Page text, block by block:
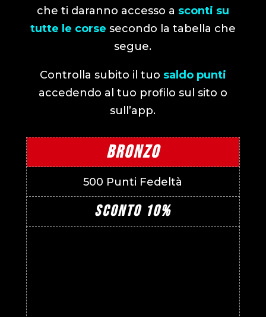
che ti daranno accesso a sconti su
tutte le corse secondo la tabella che
segue.
Controlla subito il tuo saldo punti
accedendo al tuo profilo sul sito o
sull’app.
BRONZO
500 Punti Fedeltà
SCONTO 10%